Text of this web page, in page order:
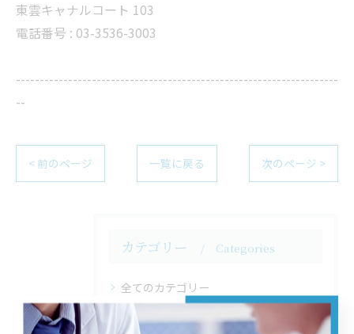
東雲キャナルコート 103
電話番号 : 03-3536-3003
--------------------------------------------------------------------
--
< 前のページ 一覧に戻る 次のページ >
カテゴリー Categories
全てのカテゴリー